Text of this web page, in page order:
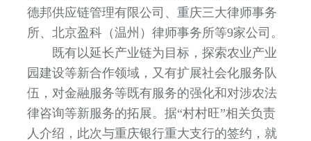
德邦供应链管理有限公司、重庆三大律师事务
所、北京盈科（温州）律师事务所等9家公司。
既有以延长产业链为目标，探索农业产业
园建设等新合作领域，又有扩展社会化服务队
伍，对金融服务等既有服务的强化和对涉农法
律咨询等新服务的拓展。据“村村旺”相关负责
人介绍，此次与重庆银行重大支行的签约，就